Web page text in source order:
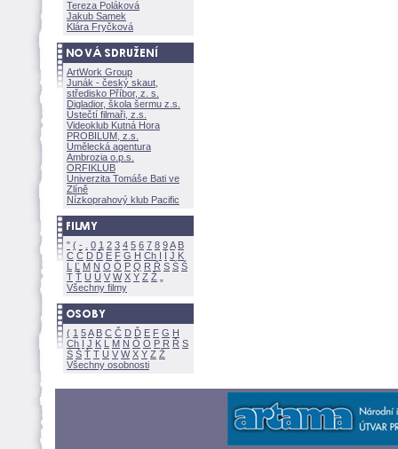
Tereza Polákov
Jakub Samek
Klára Fryčkov
ArtWork Group
Junák - český skaut,
středisko Příbor, z. s.
Digladior, škola šermu z.s.
Ústečtí filmaři, z.s.
Videoklub Kutná Hora
PROBILUM, z.s.
Umělecká agentura
Ambrozia o.p.s.
ORFIKLUB
Univerzita Tomáše Bati ve
Zlíně
Nízkoprahový klub Pacific
" ( - 0 1 2 3 4 5 6 7 8 9A B
C Č D Ď E F G H Ch I Í J K
L
Ľ M N O Ó P Q R Ř S Ś
T Ť U Ú V W X Y Z
Všechny filmy
( 1 5A B C Č D Ď E F G H
Ch I J K L M N Ó O P R Ř S
Ś
Ť T U V W X Y Z
Všechny osobnosti